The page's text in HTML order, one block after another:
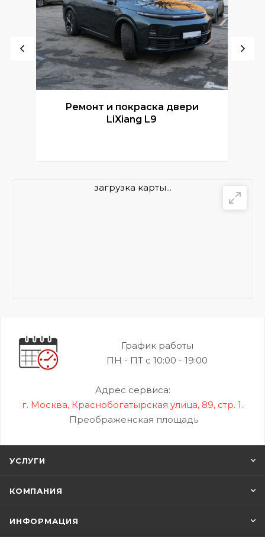
Ремонт и покраска двери
LiXiang L9
загрузка карты...
График работы
ПН - ПТ с 10:00 - 19:00
Адрес сервиса:
г. Москва, Краснобогатырская улица, 89, стр. 1.
Преображенская площадь
УСЛУГИ
КОМПАНИЯ
ИНФОРМАЦИЯ